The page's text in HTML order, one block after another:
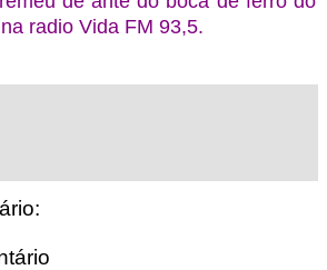
radio Vida FM 93,5.